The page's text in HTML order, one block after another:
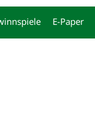
E-Paper